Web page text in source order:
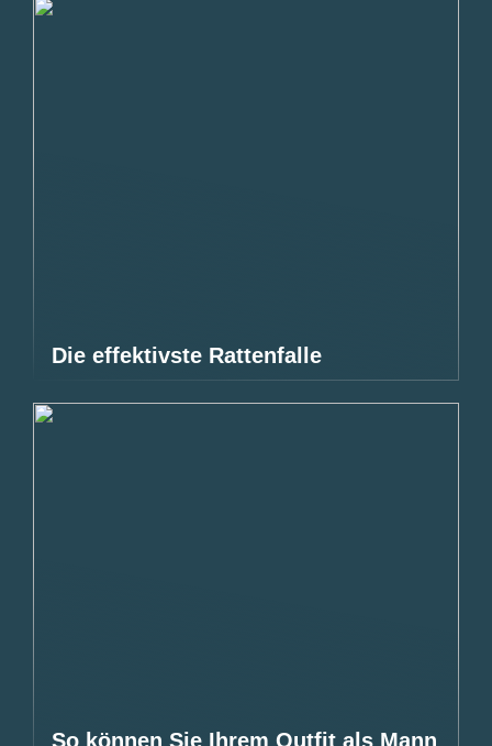
Die effektivste Rattenfalle
So können Sie Ihrem Outfit als Mann